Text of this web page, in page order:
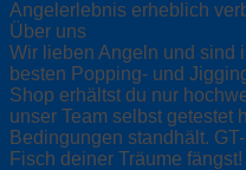
Angelerlebnis erheblich
Über uns
Wir lieben Angeln und sind
besten Popping- und
Shop erhältst du nur
unser Team selbst getestet
Bedingungen standhält.
Fisch deiner Träume fängst!